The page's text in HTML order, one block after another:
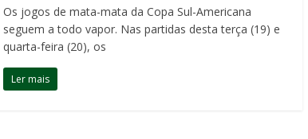
Os jogos de mata-mata da Copa Sul-Americana
seguem a todo vapor. Nas partidas desta terça (19) e
quarta-feira (20), os
Ler mais